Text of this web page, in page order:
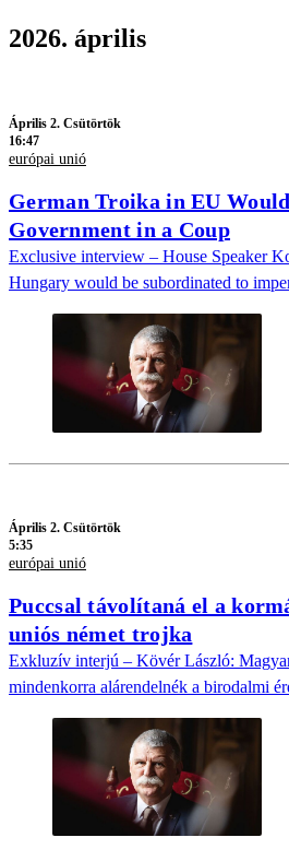
2026. április
Április 2. Csütörtök
16:47
európai unió
German Troika in EU
Government in a Coup
Exclusive interview – House Speaker
Hungary would be subordinated to
Április 2. Csütörtök
5:35
európai unió
Puccsal távolítaná el a
uniós német trojka
Exkluzív interjú – Kövér László:
mindenkorra alárendelnék a birodalmi